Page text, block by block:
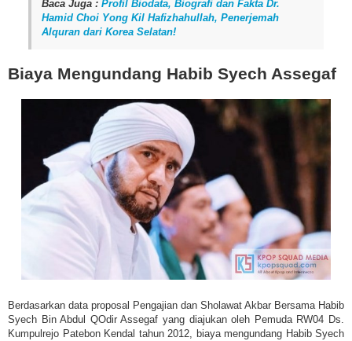
Baca Juga : Profil Biodata, Biografi dan Fakta Dr.
Hamid Choi Yong Kil Hafizhahullah, Penerjemah
Alquran dari Korea Selatan!
Biaya Mengundang Habib Syech Assegaf
Berdasarkan data proposal Pengajian dan Sholawat Akbar Bersama Habib
Syech Bin Abdul QOdir Assegaf yang diajukan oleh Pemuda RW04 Ds.
Kumpulrejo Patebon Kendal tahun 2012, biaya mengundang Habib Syech